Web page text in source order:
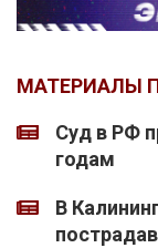
МАТЕРИАЛЫ
Суд в РФ
годам
В